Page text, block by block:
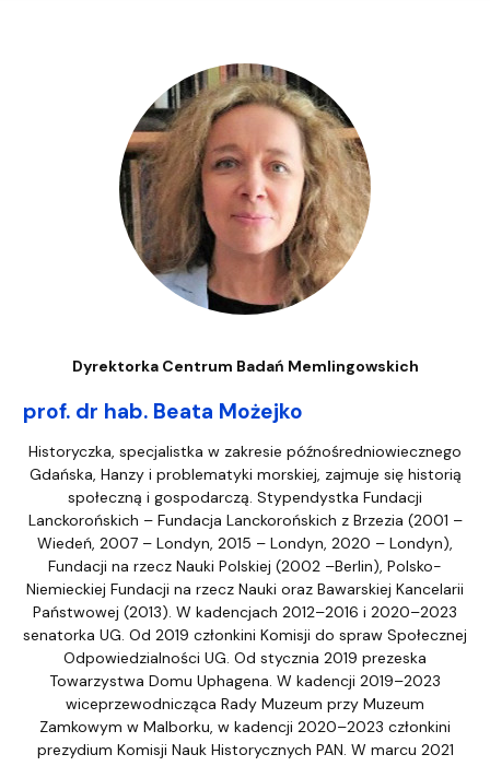
Dyrektorka Centrum Badań Memlingowskich
prof. dr hab. Beata Możejko
Historyczka, specjalistka w zakresie późnośredniowiecznego
Gdańska, Hanzy i problematyki morskiej, zajmuje się historią
społeczną i gospodarczą. Stypendystka Fundacji
Lanckorońskich – Fundacja Lanckorońskich z Brzezia (2001 –
Wiedeń, 2007 – Londyn, 2015 – Londyn, 2020 – Londyn),
Fundacji na rzecz Nauki Polskiej (2002 –Berlin), Polsko-
Niemieckiej Fundacji na rzecz Nauki oraz Bawarskiej Kancelarii
Państwowej (2013). W kadencjach 2012–2016 i 2020–2023
senatorka UG. Od 2019 członkini Komisji do spraw Społecznej
Odpowiedzialności UG. Od stycznia 2019 prezeska
Towarzystwa Domu Uphagena. W kadencji 2019–2023
wiceprzewodnicząca Rady Muzeum przy Muzeum
Zamkowym w Malborku, w kadencji 2020–2023 członkini
prezydium Komisji Nauk Historycznych PAN. W marcu 2021